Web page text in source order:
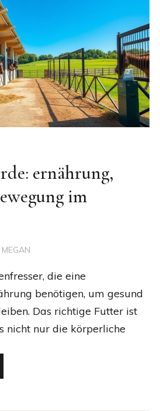
ernährung,
im
MEGAN
die eine
benötigen, um gesund
Das richtige Futter ist
nicht nur die körperliche